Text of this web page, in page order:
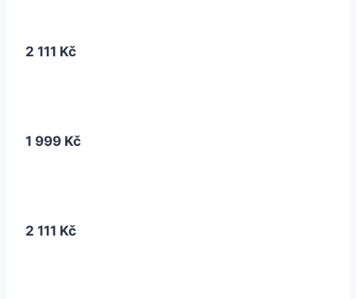
2 111 Kč
1 999 Kč
2 111 Kč